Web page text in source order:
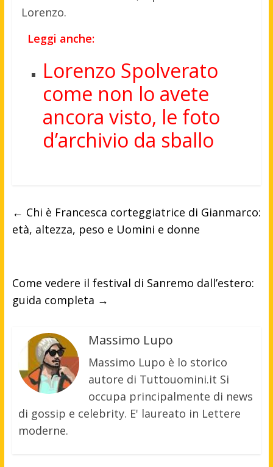
Lorenzo.
Leggi anche:
Lorenzo Spolverato
come non lo avete
ancora visto, le foto
d’archivio da sballo
← Chi è Francesca corteggiatrice di Gianmarco:
età, altezza, peso e Uomini e donne
Come vedere il festival di Sanremo dall’estero:
guida completa →
Massimo Lupo
Massimo Lupo è lo storico
autore di Tuttouomini.it Si
occupa principalmente di news
di gossip e celebrity. E' laureato in Lettere
moderne.